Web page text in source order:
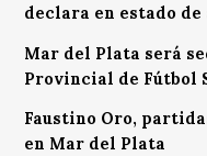
declara en estado
Mar del Plata será
Provincial de Fútbol
Faustino Oro,
en Mar del Plata